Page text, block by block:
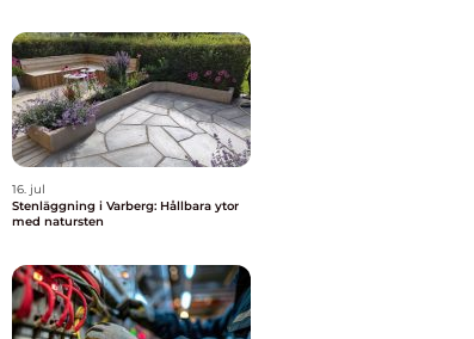
16. jul
Stenläggning i Varberg: Hållbara ytor
med natursten